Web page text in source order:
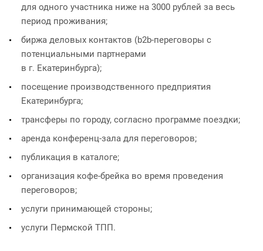
для одного участника ниже на 3000 рублей за весь
период проживания;
биржа деловых контактов (b2b-переговоры с
потенциальными партнерами
в г. Екатеринбурга);
посещение производственного предприятия
Екатеринбурга;
трансферы по городу, согласно программе поездки;
аренда конференц-зала для переговоров;
публикация в каталоге;
организация кофе-брейка во время проведения
переговоров;
услуги принимающей стороны;
услуги Пермской ТПП.